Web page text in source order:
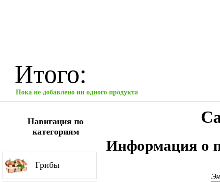
Итого:
Пока не добавлено ни одного продукта
Навигация по
категориям
Грибы
Информация о